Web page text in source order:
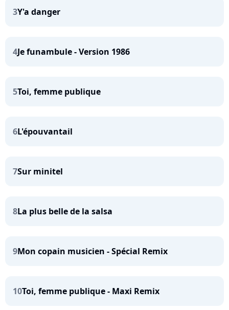
3Y'a danger
4Je funambule - Version 1986
5Toi, femme publique
6L'épouvantail
7Sur minitel
8La plus belle de la salsa
9Mon copain musicien - Spécial Remix
10Toi, femme publique - Maxi Remix